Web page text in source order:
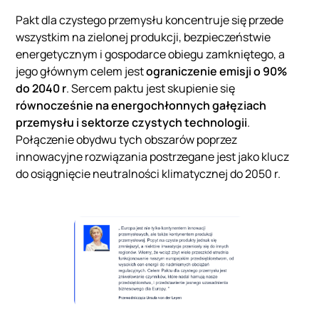
Pakt dla czystego przemysłu koncentruje się przede
wszystkim na zielonej produkcji, bezpieczeństwie
energetycznym i gospodarce obiegu zamkniętego, a
jego głównym celem jestograniczenie emisji o 90%
do 2040 r. Sercem paktu jest skupienie się
równocześnie na energochłonnych gałęziach
przemysłu i sektorze czystych technologii.
Połączenie obydwu tych obszarów poprzez
innowacyjne rozwiązania postrzegane jest jako klucz
do osiągnięcie neutralności klimatycznej do 2050 r.